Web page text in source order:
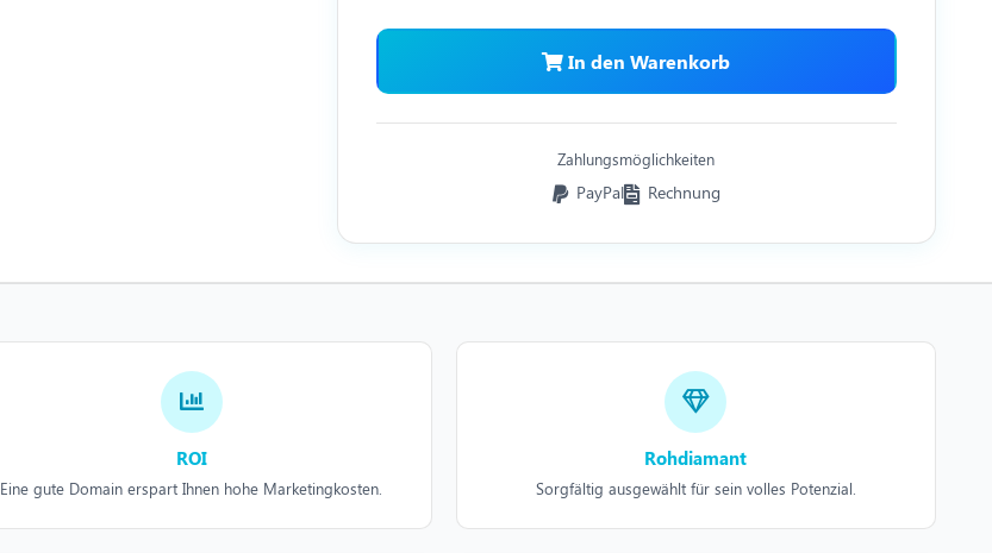
In den Warenkorb
Zahlungsmöglichkeiten
PayPal Rechnung
ROI
Eine gute Domain erspart Ihnen hohe Marketingkosten.
Rohdiamant
Sorgfältig ausgewählt für sein volles Potenzial.